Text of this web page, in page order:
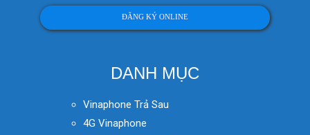
ĐĂNG KÝ ONLINE
DANH MỤC
Vinaphone Trả Sau
4G Vinaphone